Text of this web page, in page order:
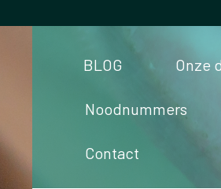
BLOG Onze
Noodnummers
Contact